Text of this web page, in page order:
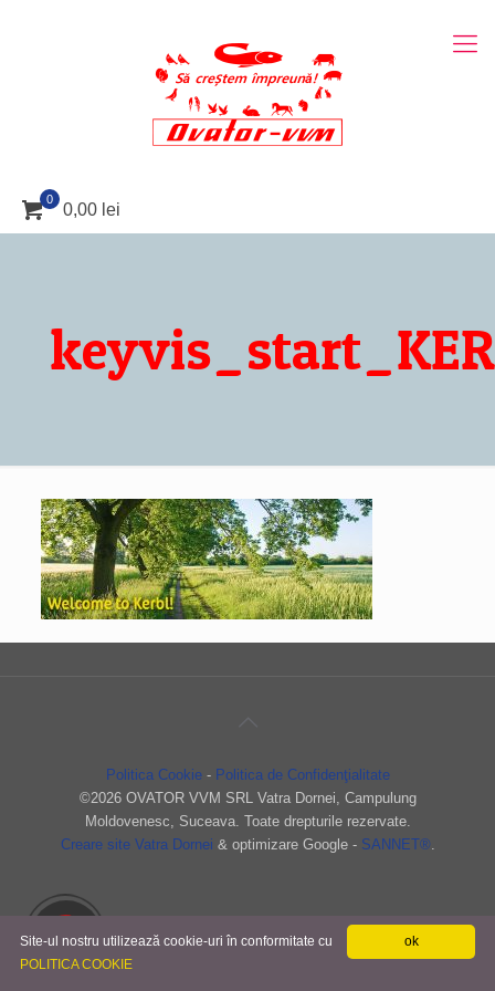
0
0,00 lei
Politica Cookie- Politica de Confidenţialitate
©2026 OVATOR VVM SRL Vatra Dornei, Campulung
Moldovenesc, Suceava. Toate drepturile rezervate.
Creare site Vatra Dornei & optimizare Google - SANNET®.
ok
Site-ul nostru utilizează cookie-uri în conformitate cu
POLITICA COOKIE